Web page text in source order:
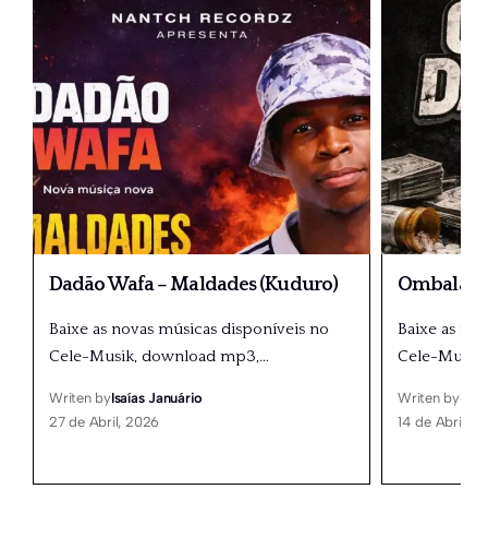
Dadão Wafa – Maldades (Kuduro)
Baixe as novas músicas disponíveis no
Cele-Musik, download mp3,…
Writen byIsaías Januário
27 de Abril, 2026
Ombala
Baixe as
Cele-
Writen by
14 de Abril,